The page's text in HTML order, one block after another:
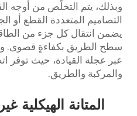
وبذلك، يتم التخلُّص من أوجه
التصاميم المتعددة القطع أو
يضمن انتقال كل جزء من
سطح الطريق بكفاءةٍ قصوى.
عبر عجلة القيادة، حيث توفر
والمركبة والطريق.
المتانة الهيكلية